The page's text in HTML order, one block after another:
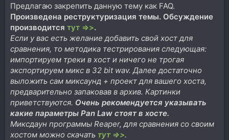
Предлагаю закрепить данную тему как FAQ.
Произведена реструктуризация темы. Обсуждение
производится тут =>>.
Если у вас есть желание добавить свой хост для
сравнения, то методика тестрирования следующая:
импортируем треки в хост и ничего не трогая
экспортируем микс в 32 bit wav. Далее достаточно
выложить сам миксаунд + проект для вашего хоста,
предварительно запаковав в архив. Картинки
приветствуются. Очень рекомендуется указывать
какие параметры Pan Lаw стоят в хосте.
Миксдаун программы Reaper, для сравнения со своим
хостом можно скачать тут =>>.